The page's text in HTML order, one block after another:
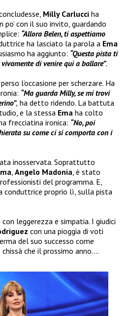
Milly Carlucci ha
con il suo invito, guardando
“Allora Belen, ti aspettiamo
ha lasciato la parola a Ema
ha aggiunto: “Questa pista ti
di venire qui a ballare”.
l’occasione per scherzare. Ha
“Ma guarda Milly, se mi trovi
, ha detto ridendo. La battuta
e la stessa Ema ha colto
frecciatina ironica: “No, poi
su come ci si comporta con i
inosservata. Soprattutto
, Angelo Madonia, è stato
del programma. E,
conduttrice proprio lì, sulla pista
leggerezza e simpatia. I giudici
con una pioggia di voti
del suo successo come
che il prossimo anno….